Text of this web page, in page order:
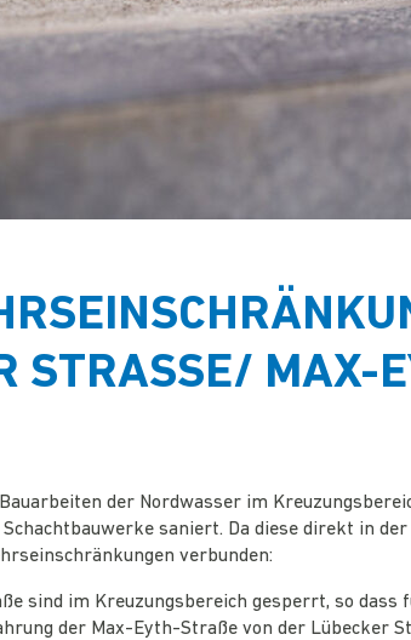
MAX-
der Nordwasser im
saniert. Da diese direkt in
verbunden:
sind im Kreuzungsbereich gesperrt, so
der Max-Eyth-Straße von der